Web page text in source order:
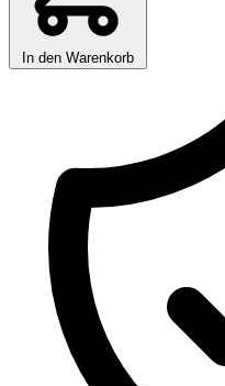
In den Warenkorb